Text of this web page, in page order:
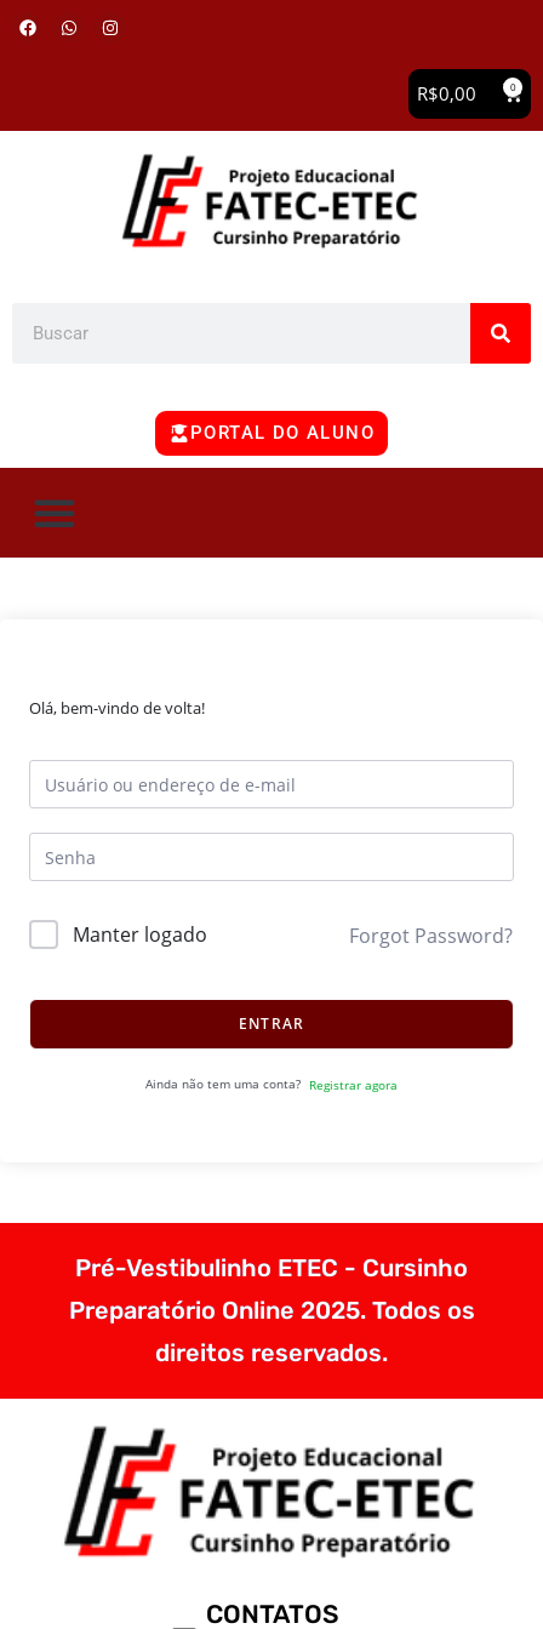
R$0,00 0
PORTAL DO ALUNO
Olá, bem-vindo de volta!
Manter logado Forgot Password?
ENTRAR
Ainda não tem uma conta? Registrar agora
Pré-Vestibulinho ETEC - Cursinho
Preparatório Online 2025. Todos os
direitos reservados.
CONTATOS